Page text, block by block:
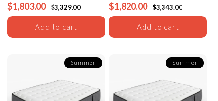
$1,803.00 $3,329.00
Add to cart
$1,820.00 $3,343.00
Add to cart
Summer Summer